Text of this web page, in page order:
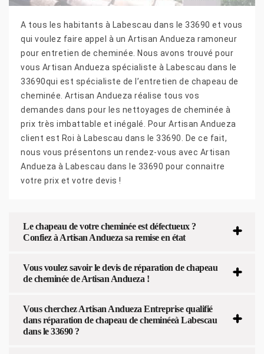
A tous les habitants à Labescau dans le 33690 et vous
qui voulez faire appel à un Artisan Andueza ramoneur
pour entretien de cheminée. Nous avons trouvé pour
vous Artisan Andueza spécialiste à Labescau dans le
33690qui est spécialiste de l’entretien de chapeau de
cheminée. Artisan Andueza réalise tous vos
demandes dans pour les nettoyages de cheminée à
prix très imbattable et inégalé. Pour Artisan Andueza
client est Roi à Labescau dans le 33690. De ce fait,
nous vous présentons un rendez-vous avec Artisan
Andueza à Labescau dans le 33690 pour connaitre
votre prix et votre devis !
Le chapeau de votre cheminée est défectueux ?
Confiez à Artisan Andueza sa remise en état
Vous voulez savoir le devis de réparation de chapeau
de cheminée de Artisan Andueza !
Vous cherchez Artisan Andueza Entreprise qualifié
dans réparation de chapeau de cheminéeà Labescau
dans le 33690 ?